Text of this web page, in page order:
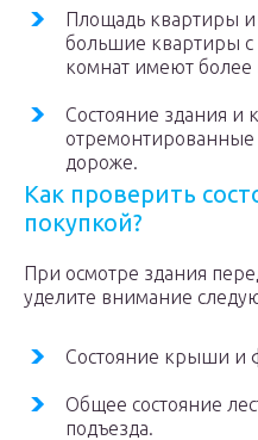
Площадь квартиры и
большие квартиры
комнат имеют более
Состояние здания и
отремонтированные
дороже.
Как проверить
покупкой?
При осмотре здания
уделите внимание
Состояние крыши и
Общее состояние
подъезда.